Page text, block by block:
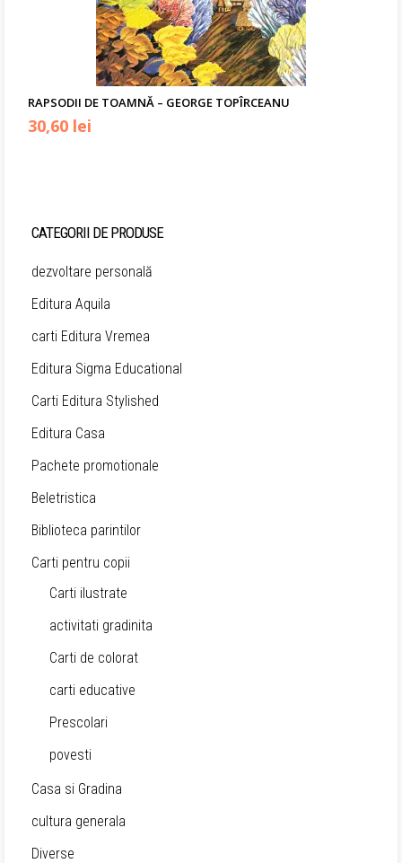
RAPSODII DE TOAMNĂ – GEORGE TOPÎRCEANU
Prețul
fost:
30,60 lei
30,60 lei.
CATEGORII DE PRODUSE
dezvoltare personală
Editura Aquila
carti Editura Vremea
Editura Sigma Educational
Carti Editura Stylished
Editura Casa
Pachete promotionale
Beletristica
Biblioteca parintilor
Carti pentru copii
Carti ilustrate
activitati gradinita
Carti de colorat
carti educative
Prescolari
povesti
Casa si Gradina
cultura generala
Diverse